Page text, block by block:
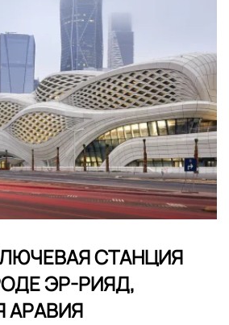
СТАНЦИЯ
ЭР-РИЯД,
АРАВИЯ